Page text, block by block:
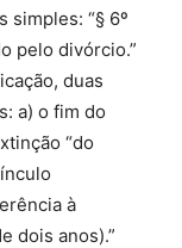
simples: “§ 6º
pelo divórcio.”
duas
a) o fim do
“do
à
dois anos).”